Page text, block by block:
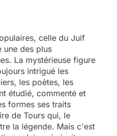
celle du Juif
une des plus
La mystérieuse figure
intrigué les
les poètes, les
étudié, commenté et
formes ses traits
de Tours qui, le
la légende. Mais c'est